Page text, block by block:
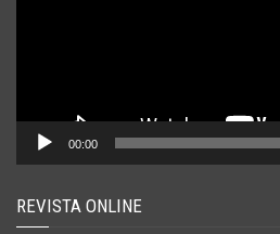
00:00
REVISTA ONLINE